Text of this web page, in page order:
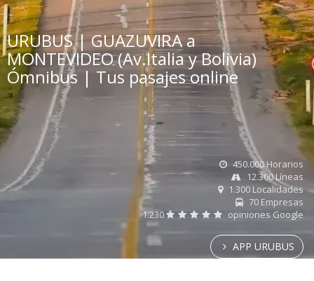
URUBUS | GUAZUVIRA a
MONTEVIDEO (Av.Italia y Bolivia)
Ómnibus | Tus pasajes online
450.000 Horarios
12.300 Líneas
1.300 Localidades
70 Empresas
1.230
opiniones Google
APP URUBUS